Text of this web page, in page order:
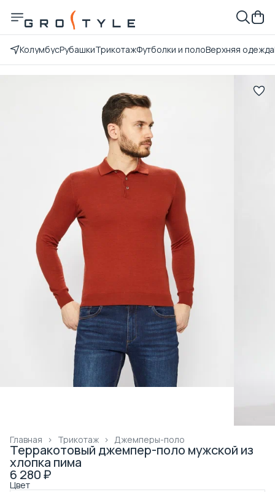
КолумбусРубашкиТрикотажФутболки и полоВерхняя одежда
Джемперы-поло
Трикотаж ›
Главная ›
Терракотовый джемпер-поло мужской из
хлопка пима
6 280 ₽
Цвет